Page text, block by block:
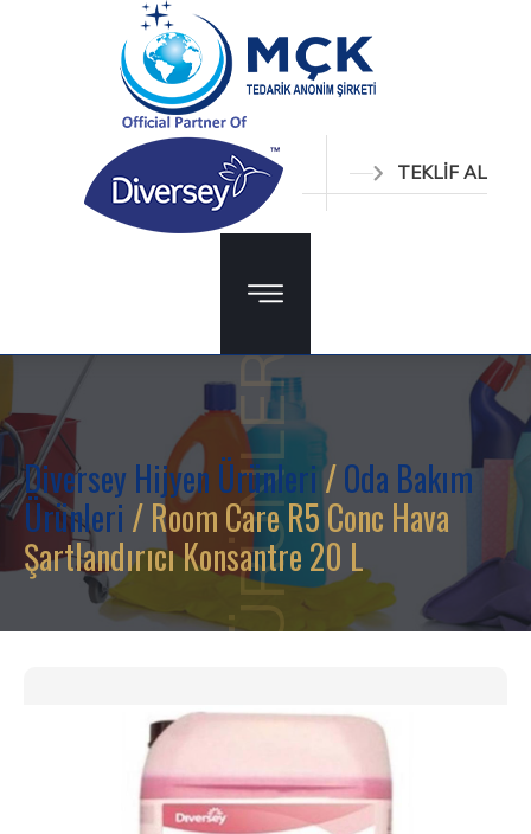
TEKLİF AL
ÜRÜNLER
Diversey Hijyen Ürünleri/Oda Bakım
Ürünleri / Room Care R5 Conc Hava
Şartlandırıcı Konsantre 20 L